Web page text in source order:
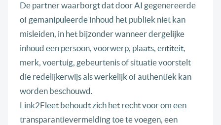
De partner waarborgt dat door AI gegenereerde
of gemanipuleerde inhoud het publiek niet kan
misleiden, in het bijzonder wanneer dergelijke
inhoud een persoon, voorwerp, plaats, entiteit,
merk, voertuig, gebeurtenis of situatie voorstelt
die redelijkerwijs als werkelijk of authentiek kan
worden beschouwd.
Link2Fleet behoudt zich het recht voor om een
transparantievermelding toe te voegen, een